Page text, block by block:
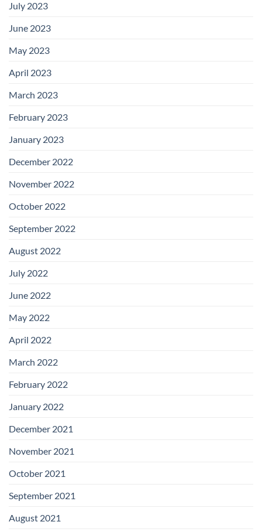
July 2023
June 2023
May 2023
April 2023
March 2023
February 2023
January 2023
December 2022
November 2022
October 2022
September 2022
August 2022
July 2022
June 2022
May 2022
April 2022
March 2022
February 2022
January 2022
December 2021
November 2021
October 2021
September 2021
August 2021